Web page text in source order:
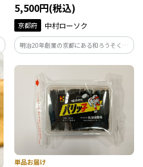
5,500円(税込)
京都府 中村ローソク
明治20年創業の京都にある和ろうそく店
の中村ローソクがつくりました。湿気に
強く大切に保管できる桐箱入りで進物に